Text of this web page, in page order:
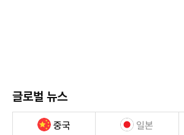
글로벌 뉴스
중국 일본